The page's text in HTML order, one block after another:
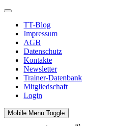
TT-Blog
Impressum
AGB
Datenschutz
Kontakte
Newsletter
Trainer-Datenbank
Mitgliedschaft
Login
Mobile Menu Toggle